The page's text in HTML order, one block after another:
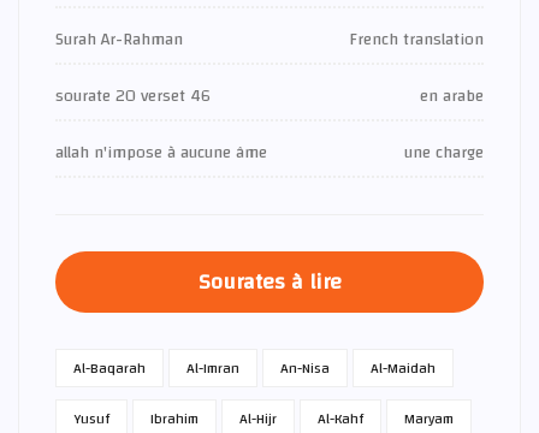
Surah Ar-Rahman
French translation
sourate 20 verset 46
en arabe
allah n'impose à aucune âme
une charge
Sourates à lire
Al-Baqarah Al-Imran An-Nisa
Al-Maidah
Yusuf
Ibrahim Al-Hijr Al-Kahf
Maryam